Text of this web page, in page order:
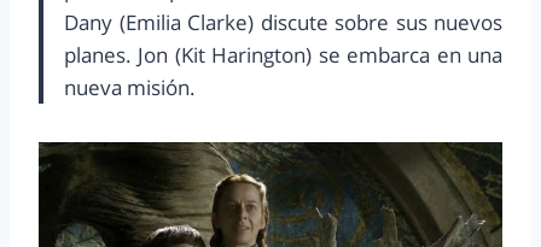
Dany (Emilia Clarke) discute sobre sus nuevos
planes. Jon (Kit Harington) se embarca en una
nueva misión.